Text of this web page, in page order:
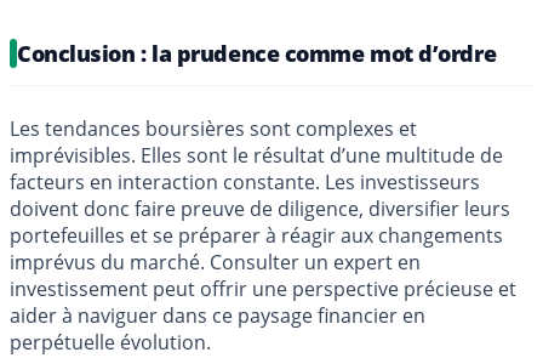
Conclusion : la prudence comme mot d’ordre
Les tendances boursières sont complexes et
imprévisibles. Elles sont le résultat d’une multitude de
facteurs en interaction constante. Les investisseurs
doivent donc faire preuve de diligence, diversifier leurs
portefeuilles et se préparer à réagir aux changements
imprévus du marché. Consulter un expert en
investissement peut offrir une perspective précieuse et
aider à naviguer dans ce paysage financier en
perpétuelle évolution.